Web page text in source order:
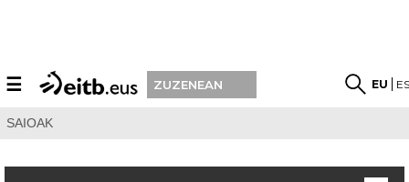
☰ ZUZENEAN EU
SAIOAK